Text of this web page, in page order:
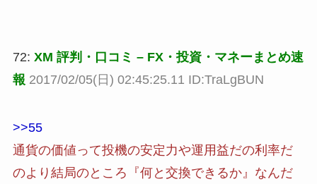
72: XM 評判・口コミ – FX・投資・マネーまとめ速
報 2017/02/05(日) 02:45:25.11 ID:TraLgBUN
>>55
通貨の価値って投機の安定力や運用益だの利率だ
のより結局のところ『何と交換できるか』なんだ